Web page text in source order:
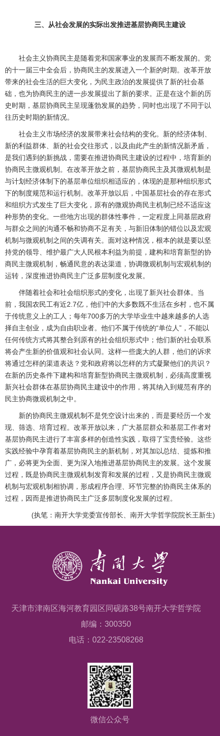
三、从社会发展的实际出发推进基层协商民主建设
社会主义协商民主是随着党和国家事业的发展而不断发展的。党
的十一届三中全会后，协商民主的发展进入一个新的时期。改革开放
带来的社会生活的巨大变化，为民主政治的发展提供了新的社会基
础，也为协商民主的进一步发展提出了新的要求。正是在这个新的历
史时期，基层协商民主呈现蓬勃发展的趋势，同时也出现了不同于以
往历史时期的新情况。
社会主义市场经济的发展带来社会结构的变化。新的经济体制、
新的利益群体、新的社会交往形式，以及由此产生的新情况新矛盾，
是我们遇到的新挑战，需要在推进协商民主建设的过程中，培育新的
协商民主微观机制。在改革开放之前，基层协商民主及其微观机制是
与计划经济体制下的基层单位组织相适应的，体现的是那种组织形式
下的制度规范和运行机制。改革开放以后，中国基层社会的存在形式
和组织方式发生了巨大变化，原有的微观协商民主机制已经不适应这
种形势的变化。一些地方出现的群体性事件，一定程度上同基层政府
与群众之间的沟通不畅和协商不足有关，与新旧体制的错位以及宏观
机制与微观机制之间的失调有关。面对这种情况，根本的就是要以坚
持党的领导、维护最广大人民根本利益为前提，建构和培育新型的协
商民主微观机制，畅通民意的表达渠道，协调微观机制与宏观机制的
运转，深度推进协商民主广泛多层制度化发展。
伴随着社会和社会组织形式的变化，出现了新兴社会群体。当
前，我国农民工有近2.7亿，他们中的大多数既不生活在乡村，也不属
于传统意义上的工人；每年700多万的大学毕业生中越来越多的人选
择自主创业，成为自由职业者。他们不属于传统的“单位人”，不能以
任何传统方式将其整合到原有的社会组织形式中；他们新的社会联系
将会产生新的价值观和社会认同。这样一些庞大的人群，他们的诉求
将通过怎样的渠道表达？党和政府将以怎样的方式凝聚他们的共识？
在新的历史条件下建构和培育新型协商民主微观机制，必须高度重视
新兴社会群体在基层协商民主建设中的作用，将其纳入到规范有序的
民主协商微观机制之中。
新的协商民主微观机制不是凭空设计出来的，而是要经历一个发
现、筛选、培育过程。改革开放以来，广大基层群众和基层工作者对
基层协商民主进行了丰富多样的创造性实践，取得了宝贵经验。这些
实践经验中孕育着基层协商民主的新机制，对其加以总结、提炼和推
广，必将更为全面、更为深入地推进基层协商民主的发展。这个发展
过程，既是协商民主微观机制发育和发展的过程，又是协商民主微观
机制与宏观机制相协调，形成程序合理、环节完整的协商民主体系的
过程，因而是推进协商民主广泛多层制度化发展的过程。
(执笔：南开大学党委宣传部长、南开大学哲学院院长王新生)
天津市津南区海河教育园区同砚路38号南开大学哲学院
邮编：300350
电话：022-23508268
微信公众号